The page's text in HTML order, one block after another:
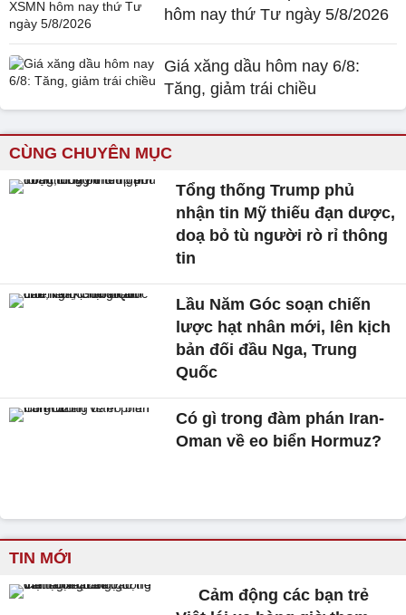
hôm nay thứ Tư ngày 5/8/2026
Giá xăng dầu hôm nay 6/8:
Tăng, giảm trái chiều
CÙNG CHUYÊN MỤC
Tổng thống Trump phủ
nhận tin Mỹ thiếu đạn dược,
doạ bỏ tù người rò rỉ thông
tin
Lầu Năm Góc soạn chiến
lược hạt nhân mới, lên kịch
bản đối đầu Nga, Trung
Quốc
Có gì trong đàm phán Iran-
Oman về eo biển Hormuz?
TIN MỚI
Cảm động các bạn trẻ